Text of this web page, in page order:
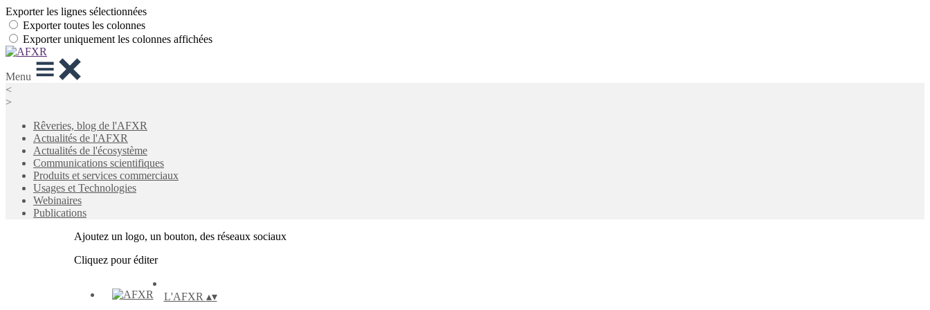
Exporter les lignes sélectionnées
Exporter toutes les colonnes
Exporter uniquement les colonnes affichées
Menu
<
>
Rêveries, blog de l'AFXR
Actualités de l'AFXR
Actualités de l'écosystème
Communications scientifiques
Produits et services commerciaux
Usages et Technologies
Webinaires
Publications
Ajoutez un logo, un bouton, des réseaux sociaux
Cliquez pour éditer
L'AFXR ▴▾